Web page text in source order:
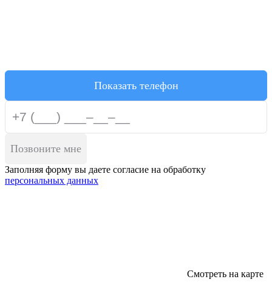
Показать телефон
Позвоните мне
Заполняя форму вы даете согласие на обработку
персональных данных
Смотреть на карте